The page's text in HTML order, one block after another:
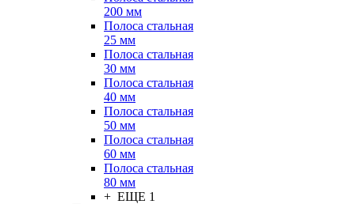
200 мм
Полоса стальная
25 мм
Полоса стальная
30 мм
Полоса стальная
40 мм
Полоса стальная
50 мм
Полоса стальная
60 мм
Полоса стальная
80 мм
+ ЕЩЕ 1